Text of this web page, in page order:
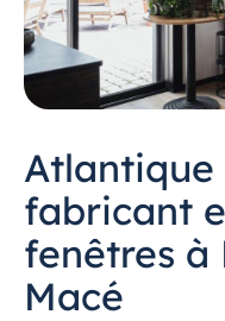
Atlantique
fabricant
fenêtres à
Macé